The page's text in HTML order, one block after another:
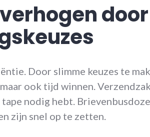
Door slimme keuzes te
ook tijd winnen.
nodig hebt.
zijn snel op te zetten.